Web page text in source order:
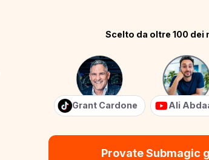
Scelto da oltre 100
Grant Cardone Ali
Provate Submagic